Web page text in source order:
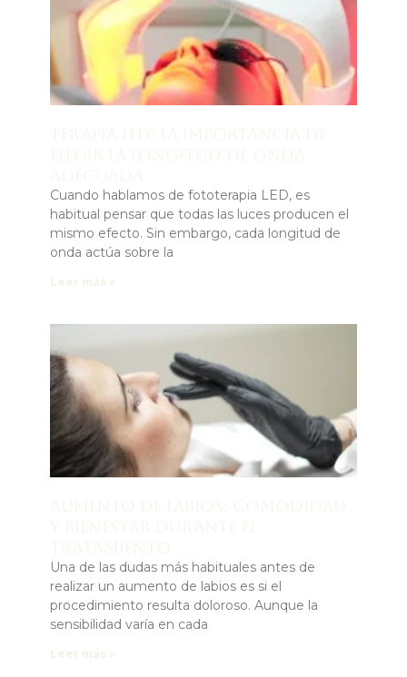
Cuando hablamos de fototerapia LED, es
habitual pensar que todas las luces producen el
mismo efecto. Sin embargo, cada longitud de
onda actúa sobre la
Una de las dudas más habituales antes de
realizar un aumento de labios es si el
procedimiento resulta doloroso. Aunque la
sensibilidad varía en cada